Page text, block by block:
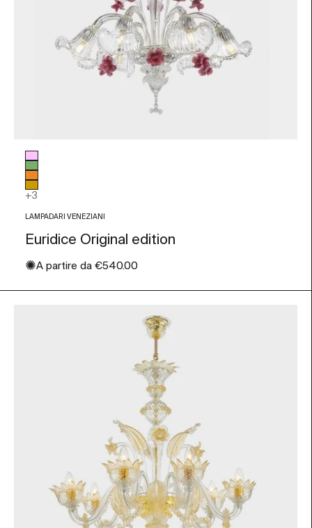
Colore vetro
Rosa
Verde
Arancio
Ambra
+3
LAMPADARI VENEZIANI
Euridice Original edition
✺Prezzo scontato
A partire da €540.00